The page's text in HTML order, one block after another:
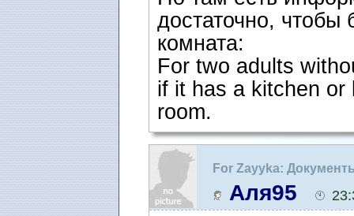
достаточно, чтобы
комната:
For two adults
if it has a kitchen or
room.
For Zayyka:
самбо)
Аля95